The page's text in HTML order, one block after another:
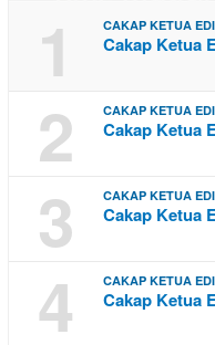
1 CAKAP KETUA EDI
Cakap Ketua
2 CAKAP KETUA EDI
Cakap Ketua
3 CAKAP KETUA EDI
Cakap Ketua
4 CAKAP KETUA EDI
Cakap Ketua